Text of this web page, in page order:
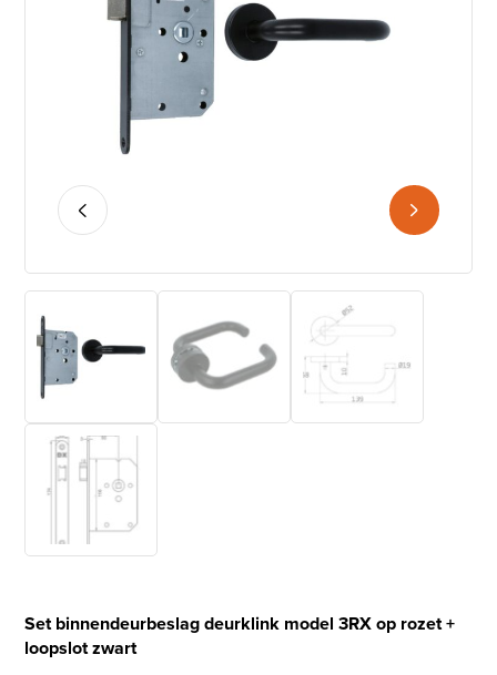
Set binnendeurbeslag deurklink model 3RX op rozet +
loopslot zwart